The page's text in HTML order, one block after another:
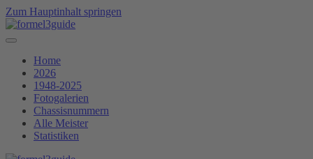
Zum Hauptinhalt springen
Home
2026
1948-2025
Fotogalerien
Chassisnummern
Alle Meister
Statistiken